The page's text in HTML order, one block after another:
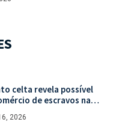
celta revela possível
de escravos na
2026